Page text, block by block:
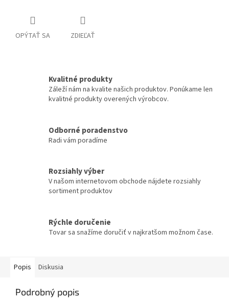
OPÝTAŤ SA ZDIEĽAŤ
Kvalitné produkty
Záleží nám na kvalite našich produktov. Ponúkame len
kvalitné produkty overených výrobcov.
Odborné poradenstvo
Radi vám poradíme
Rozsiahly výber
V našom internetovom obchode nájdete rozsiahly
sortiment produktov
Rýchle doručenie
Tovar sa snažíme doručiť v najkratšom možnom čase.
Popis Diskusia
Podrobný popis